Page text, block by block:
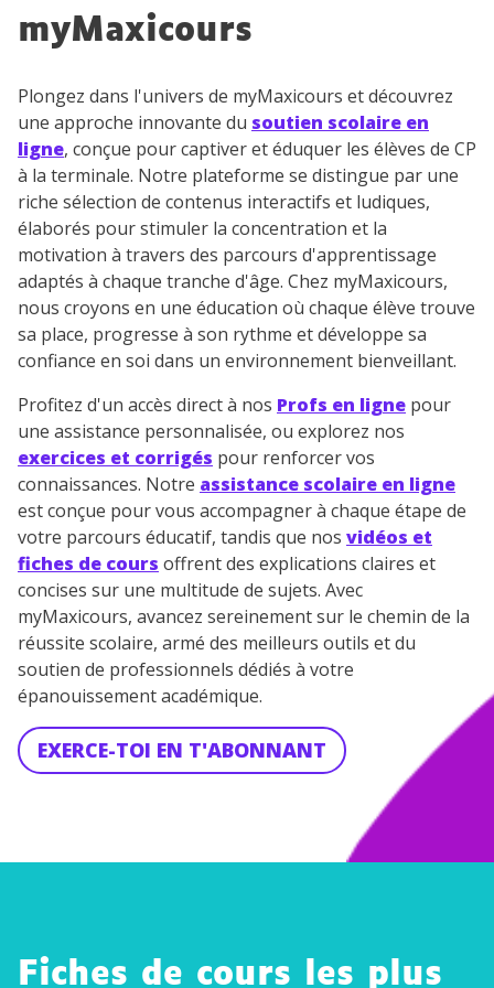
myMaxicours
Plongez dans l'univers de myMaxicours et découvrez
une approche innovante du soutien scolaire en
ligne, conçue pour captiver et éduquer les élèves de CP
à la terminale. Notre plateforme se distingue par une
riche sélection de contenus interactifs et ludiques,
élaborés pour stimuler la concentration et la
motivation à travers des parcours d'apprentissage
adaptés à chaque tranche d'âge. Chez myMaxicours,
nous croyons en une éducation où chaque élève trouve
sa place, progresse à son rythme et développe sa
confiance en soi dans un environnement bienveillant.
Profitez d'un accès direct à nos Profs en ligne pour
une assistance personnalisée, ou explorez nos
exercices et corrigés pour renforcer vos
connaissances. Notre assistance scolaire en ligne
est conçue pour vous accompagner à chaque étape de
votre parcours éducatif, tandis que nos vidéos et
fiches de cours offrent des explications claires et
concises sur une multitude de sujets. Avec
myMaxicours, avancez sereinement sur le chemin de la
réussite scolaire, armé des meilleurs outils et du
soutien de professionnels dédiés à votre
épanouissement académique.
EXERCE-TOI EN T'ABONNANT
Fiches de cours les plus
TESTER GRATUITEMENT
* Votre code d'accès sera envoyé à cette adresse e-mail. En
renseignant votre e-mail, vous consentez à ce que vos
données à caractère personnel soient traitées par SEJER, sous
la marque myMaxicours, afin que SEJER puisse vous donner
accès au service de soutien scolaire pendant 24h. Pour en
savoir plus sur la gestion de vos données personnelles et
pour exercer vos droits, vous pouvez consulter
notre
charte .
J’accepte de recevoir les actualités et des
communications de la part de
myMaxicours.
Votre adresse e-mail sera exclusivement utilisée pour
vous envoyer notre newsletter. Vous pourrez vous
désinscrire à tout moment, à travers le lien de
désinscription présent dans chaque newsletter. Pour
en savoir plus sur la gestion de vos données
personnelles et pour exercer vos droits, vous pouvez
consulter notre charte.